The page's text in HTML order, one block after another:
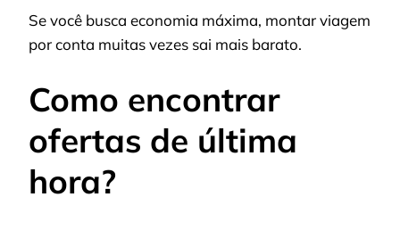
Se você busca economia máxima, montar viagem
por conta muitas vezes sai mais barato.
Como encontrar
ofertas de última
hora?